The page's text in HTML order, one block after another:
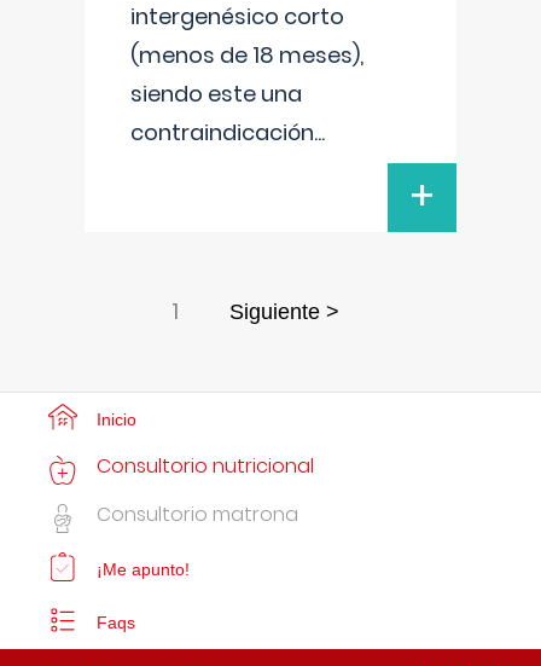
intergenésico corto
(menos de 18 meses),
siendo este una
contraindicación...
+
1 Siguiente >
Inicio
Consultorio nutricional
Consultorio matrona
¡Me apunto!
Faqs